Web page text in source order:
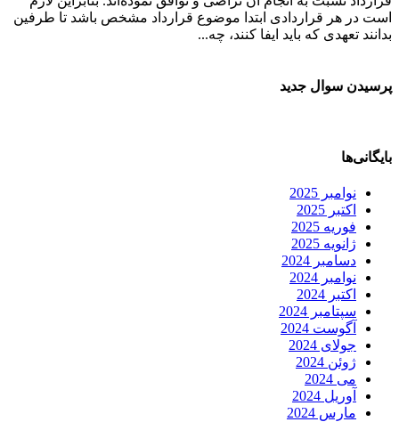
است در هر قراردادی ابتدا موضوع قرارداد مشخص باشد تا طرفین
بدانند تعهدی که باید ایفا کنند، چه...
پرسیدن سوال جدید
بایگانی‌ها
نوامبر 2025
اکتبر 2025
فوریه 2025
ژانویه 2025
دسامبر 2024
نوامبر 2024
اکتبر 2024
سپتامبر 2024
آگوست 2024
جولای 2024
ژوئن 2024
می 2024
آوریل 2024
مارس 2024